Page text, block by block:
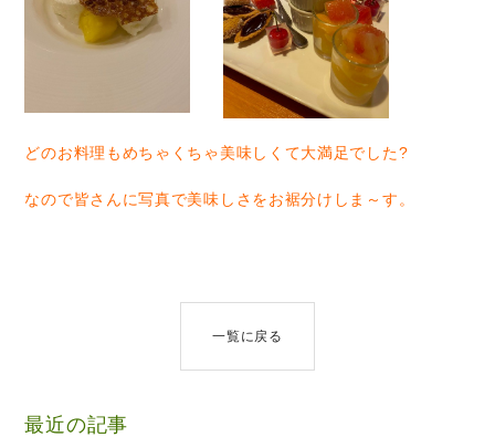
どのお料理もめちゃくちゃ美味しくて大満足でした?
なので皆さんに写真で美味しさをお裾分けしま～す。
一覧に戻る
最近の記事